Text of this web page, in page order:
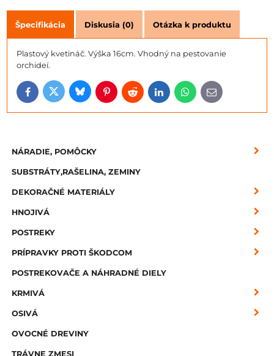
Špecifikácia Diskusia (0) Otázka k produktu
Plastový kvetináč. Výška 16cm. Vhodný na pestovanie
orchideí.
FacebookTwitterBlueskyPinterestRedditLinkedInWhatsApp
E-
mail
NÁRADIE, POMÔCKY
SUBSTRÁTY,RAŠELINA, ZEMINY
DEKORAČNÉ MATERIÁLY
HNOJIVÁ
POSTREKY
PRÍPRAVKY PROTI ŠKODCOM
POSTREKOVAČE A NÁHRADNÉ DIELY
KRMIVÁ
OSIVÁ
OVOCNÉ DREVINY
TRÁVNE ZMESI